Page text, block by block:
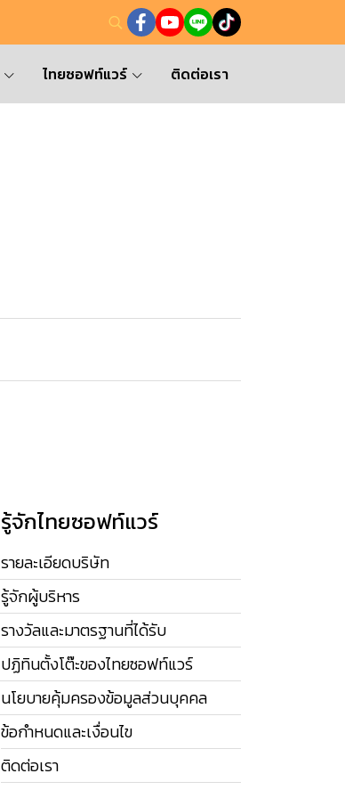
ไทยซอฟท์แวร์ ติดต่อเรา
รู้จักไทยซอฟท์แวร์
รายละเอียดบริษัท
รู้จักผู้บริหาร
รางวัลและมาตรฐานที่ได้รับ
ปฏิทินตั้งโต๊ะของไทยซอฟท์แวร์
นโยบายคุ้มครองข้อมูลส่วนบุคคล
ข้อกำหนดและเงื่อนไข
ติดต่อเรา